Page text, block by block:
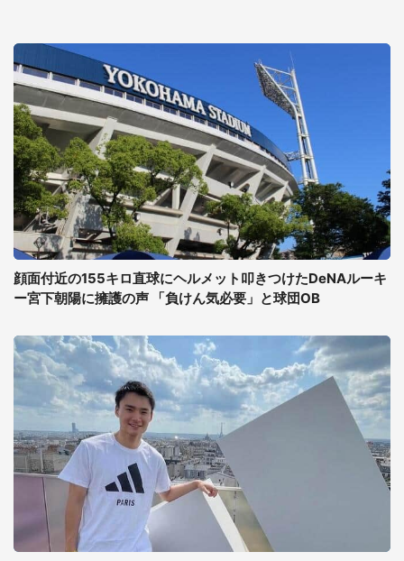
顔面付近の155キロ直球にヘルメット叩きつけたDeNAルーキ
ー宮下朝陽に擁護の声 「負けん気必要」と球団OB